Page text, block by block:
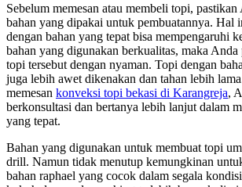
Sebelum memesan atau membeli topi,
bahan yang dipakai untuk pembuatannya. Hal
dengan bahan yang tepat bisa mempengaruhi
bahan yang digunakan berkualitas, maka Anda
topi tersebut dengan nyaman. Topi dengan
juga lebih awet dikenakan dan tahan lebih
memesan konveksi topi bekasi di Karangreja,
berkonsultasi dan bertanya lebih lanjut dalam
yang tepat.
Bahan yang digunakan untuk membuat topi
drill. Namun tidak menutup kemungkinan
bahan raphael yang cocok dalam segala